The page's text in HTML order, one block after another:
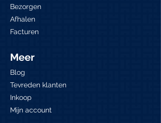
Bezorgen
Afhalen
Facturen
Meer
Blog
Tevreden klanten
Inkoop
Mijn account